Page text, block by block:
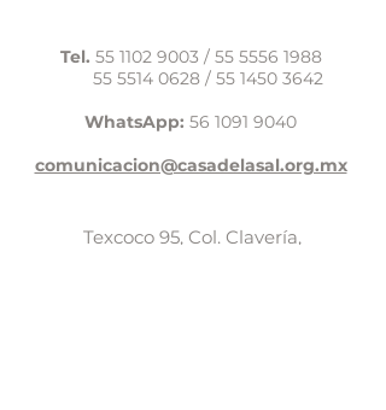
Tel. 55 1102 9003 / 55 5556 1988
55 5514 0628/ 55 1450 3642
WhatsApp: 56 1091 9040
comunicacion@casadelasal.org.mx
Texcoco 95, Col. Clavería,